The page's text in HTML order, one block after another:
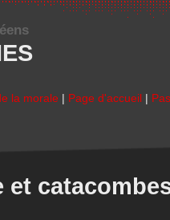
la morale | Page d'accueil |
et